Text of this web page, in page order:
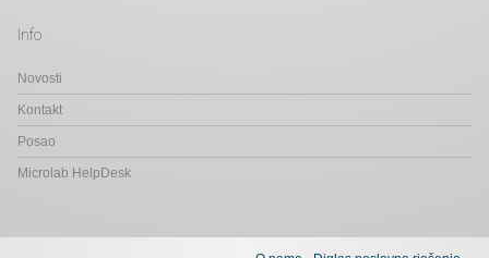
Info
Novosti
Kontakt
Posao
Microlab HelpDesk